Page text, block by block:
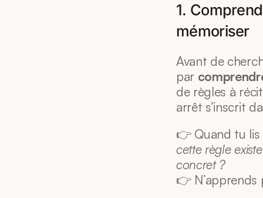
1.
mémoriser
Avant de
par
de règles à
arrêt s’inscrit
👉 Quand tu
cette règle
concret ?
👉